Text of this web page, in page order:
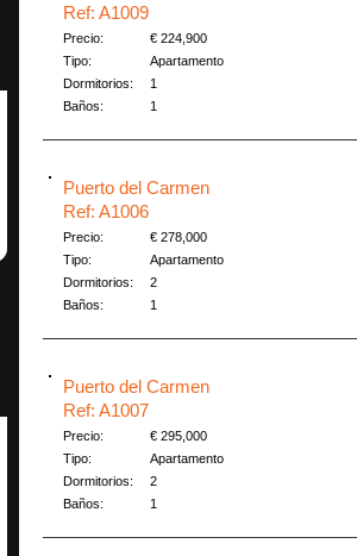
Ref: A1009
Precio:
€ 224,900
Tipo:
Apartamento
Dormitorios:
1
Baños:
1
Puerto del Carmen
Ref: A1006
Precio:
€ 278,000
Tipo:
Apartamento
Dormitorios:
2
Baños:
1
Puerto del Carmen
Ref: A1007
Precio:
€ 295,000
Tipo:
Apartamento
Dormitorios:
2
Baños:
1